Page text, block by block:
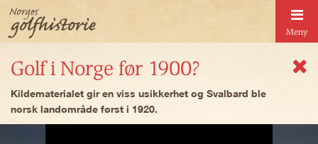
Meny
Golf i Norge før 1900?
Kildematerialet gir en viss usikkerhet og Svalbard ble
norsk landområde først i 1920.